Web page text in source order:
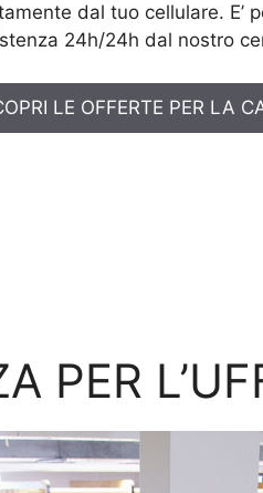
dal tuo cellulare. E’
24h/24h dal nostro
LE OFFERTE PER LA
PER